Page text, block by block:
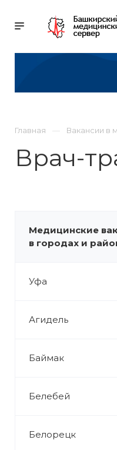
Главная Вакансии в
Врач-
Медицинские
в городах и
Уфа
Агидель
Баймак
Белебей
Белорецк